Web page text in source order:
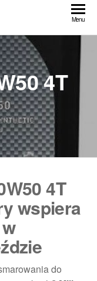
Menu
4T
4T
wspiera
do